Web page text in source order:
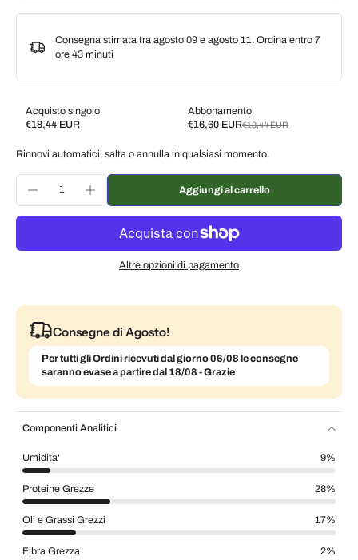
Consegna stimata tra agosto 09 e agosto 11. Ordina entro 7
ore 43 minuti
Acquisto singolo
€18,44 EUR
Abbonamento
€16,60 EUR€18,44 EUR
Subscribe and save
Consegna ogni 3 settimane, 7% di sconto
Consegna ogni mese, 5% di sconto
€17,52 EUR
Rinnovi automatici, salta o annulla in qualsiasi momento.
Aggiungi al carrello
Altre opzioni di pagamento
Consegne di Agosto!
Per tutti gli Ordini ricevuti dal giorno 06/08 le consegne
saranno evase a partire dal 18/08 - Grazie
Componenti Analitici
Umidita' 9%
Proteine Grezze 28%
Oli e Grassi Grezzi 17%
Fibra Grezza 2%